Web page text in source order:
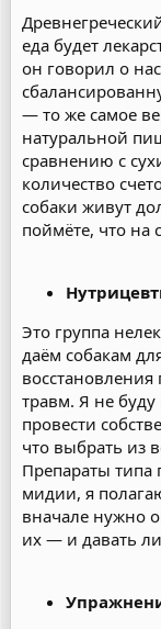
еда будет
он говорил о
— то же самое
натуральной
сравнению с
количество
собаки живут
поймёте, что на
Это группа
даём собакам
травм. Я не
провести
что выбрать из
Препараты типа
мидии, я
вначале нужно
их — и давать